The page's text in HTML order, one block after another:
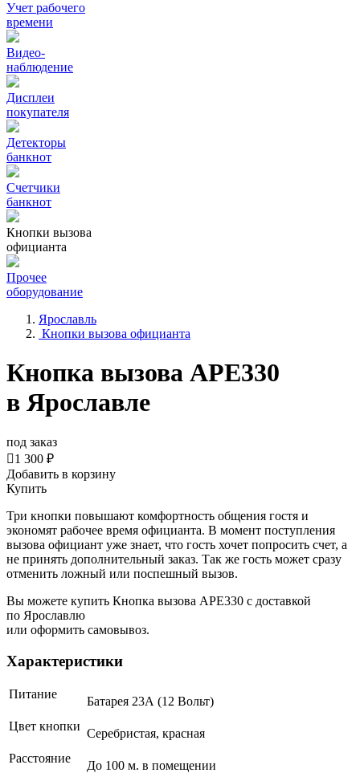
Учет рабочего
времени
Видео‑
наблюдение
Дисплеи
покупателя
Детекторы
банкнот
Счетчики
банкнот
Кнопки вызова
официанта
Прочее
оборудование
Ярославль
Кнопки вызова официанта
Кнопка вызова АРЕ330
в Ярославле
под заказ
1 300 ₽
Добавить в корзину
Купить
Три кнопки повышают комфортность общения гостя и
экономят рабочее время официанта. В момент поступления
вызова официант уже знает, что гость хочет попросить счет, а
не принять дополнительный заказ. Так же гость может сразу
отменить ложный или поспешный вызов.
Вы можете купить Кнопка вызова АРЕ330 с доставкой
по Ярославлю
или оформить самовывоз.
Характеристики
Питание
Батарея 23А (12 Вольт)
Цвет кнопки
Серебристая, красная
Расстояние
До 100 м. в помещении